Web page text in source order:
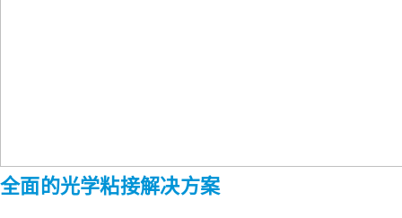
全面的光学粘接解决方案